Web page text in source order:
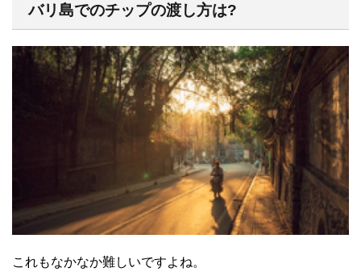
バリ島でのチップの渡し方は?
これもなかなか難しいですよね。